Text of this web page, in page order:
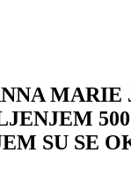
MARIE
SU SE